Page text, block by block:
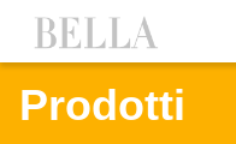
Prodotti